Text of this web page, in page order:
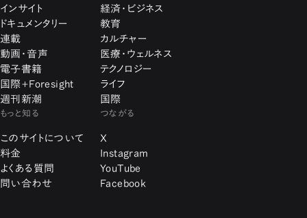
インサイト
ドキュメンタリー
連載
動画・音声
電子書籍
国際+Foresight
週刊新潮
経済・ビジネス
教育
カルチャー
医療・ウェルネス
テクノロジー
ライフ
国際
もっと知る
このサイトについて
料金
よくある質問
問い合わせ
つながる
X
Instagram
YouTube
Facebook